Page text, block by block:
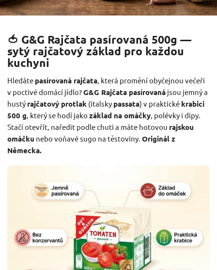
🍅 G&G Rajčata pasírovaná 500g —
sytý rajčatový základ pro každou
kuchyni
Hledáte pasírovaná rajčata, která promění obyčejnou večeři
v poctivé domácí jídlo?G&G Rajčata pasírovaná jsou jemný a
hustý rajčatový protlak (italsky passata) v praktické krabici
500 g, který se hodí jako základ na omáčky, polévky i dipy.
Stačí otevřít, naředit podle chuti a máte hotovou rajskou
omáčku nebo voňavé sugo na těstoviny. Originál z
Německa.